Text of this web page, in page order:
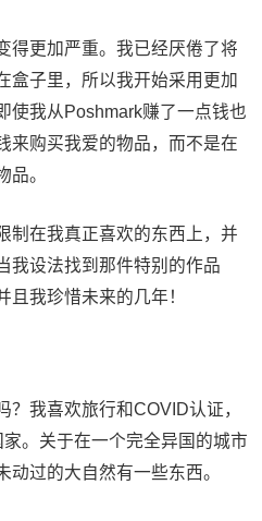
得更加严重。我已经厌倦了将
盒子里，所以我开始采用更加
使我从Poshmark赚了一点钱也
来购买我爱的物品，而不是在
品。
制在我真正喜欢的东西上，并
我设法找到那件特别的作品
且我珍惜未来的几年！
我喜欢旅行和COVID认证，
。关于在一个完全异国的城市
过的大自然有一些东西。